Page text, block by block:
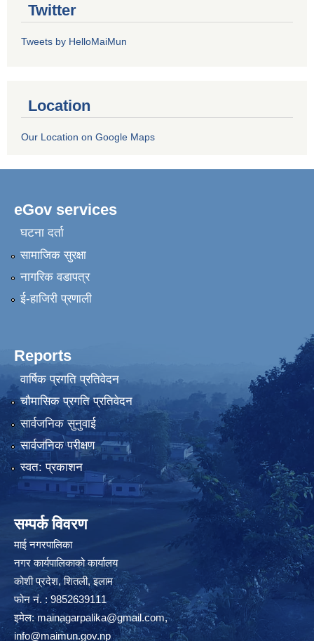
Twitter
Tweets by HelloMaiMun
Location
Our Location on Google Maps
eGov services
घटना दर्ता
सामाजिक सुरक्षा
नागरिक वडापत्र
ई-हाजिरी प्रणाली
Reports
वार्षिक प्रगति प्रतिवेदन
चौमासिक प्रगति प्रतिवेदन
सार्वजनिक सुनुवाई
सार्वजनिक परीक्षण
स्वत: प्रकाशन
सम्पर्क विवरण
माई नगरपालिका
नगर कार्यपालिकाको कार्यालय
कोशी प्रदेश, शितली, इलाम
फोन नं. : 9852639111
इमेल:mainagarpalika@gmail.com,
info@maimun.gov.np